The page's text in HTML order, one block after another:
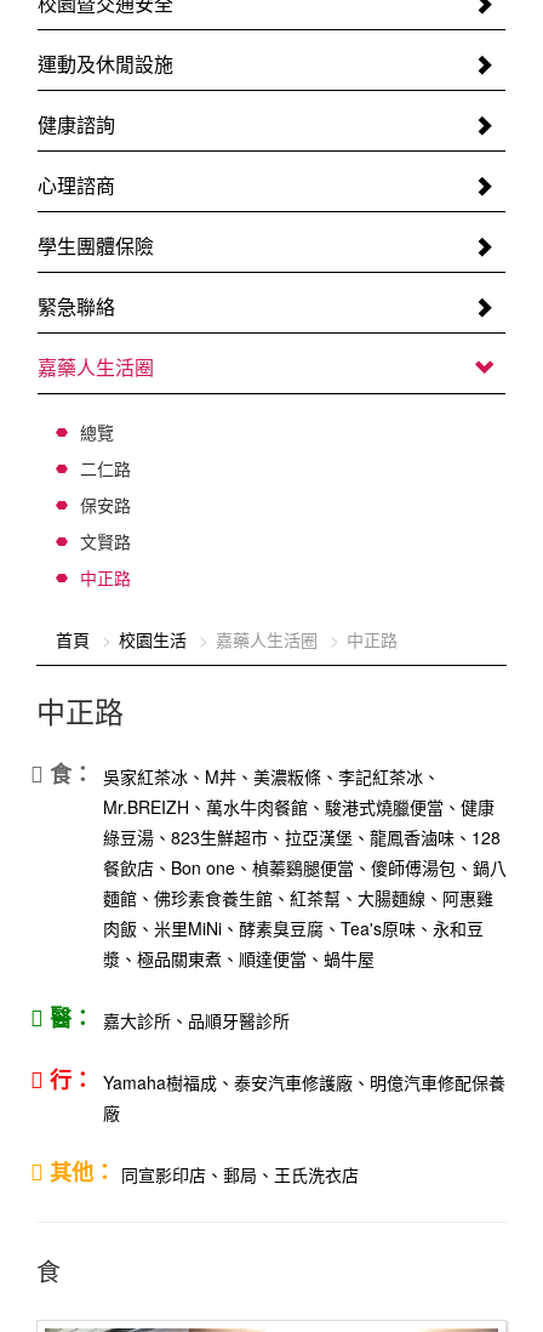
運動及休閒設施
健康諮詢
心理諮商
學生團體保險
緊急聯絡
嘉藥人生活圈
總覽
二仁路
保安路
文賢路
中正路
首頁 校園生活 嘉藥人生活圈 中正路
中正路
吳家紅茶冰、M丼、美濃粄條、李記紅茶冰、
Mr.BREIZH、萬水牛肉餐館、駿港式燒臘便當、健康
綠豆湯、823生鮮超市、拉亞漢堡、龍鳳香滷味、128
餐飲店、Bon one、楨蓁鷄腿便當、傻師傅湯包、鍋八
麵館、佛珍素食養生館、紅茶幫、大腸麵線、阿惠雞
肉飯、米里MiNi、酵素臭豆腐、Tea's原味、永和豆
漿、極品關東煮、順達便當、蝸牛屋
嘉大診所、品順牙醫診所
Yamaha樹福成、泰安汽車修護廠、明億汽車修配保養
廠
同宣影印店、郵局、王氏洗衣店
食